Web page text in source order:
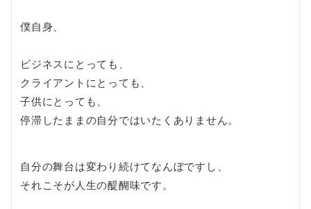
僕自身、
ビジネスにとっても、
クライアントにとっても、
子供にとっても、
停滞したままの自分ではいたくありません。
自分の舞台は変わり続けてなんぼですし、
それこそが人生の醍醐味です。